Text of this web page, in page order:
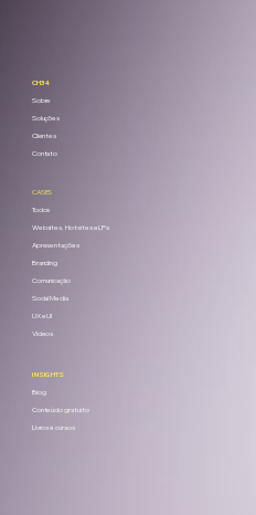
CH34
Sobre
Soluções
Clientes
Contato
CASES
Todos
Websites, Hotsites e LPs
Apresentações
Branding
Comunicação
Social Media
UX e UI
Vídeos
INSIGHTS
Blog
Conteúdo gratuito
Livros e cursos